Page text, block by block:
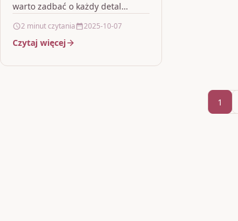
warto zadbać o każdy detal
wybieranych elementów wystroju
są balony foliowe, które
2 minut czytania 2025-10-07
Czytaj więcej
1